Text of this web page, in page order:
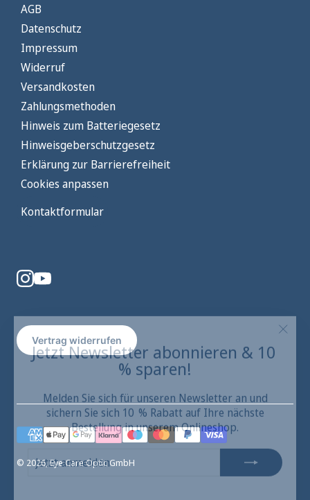
Jetzt Newsletter abonnieren & 10
% sparen!
sichern Sie sich 10 % Rabatt auf Ihre nächste
Bestellung in unserem Onlineshop.
JETZT
ABONNIEREN
AGB
Datenschutz
Impressum
Widerruf
Versandkosten
Zahlungsmethoden
Hinweis zum Batteriegesetz
Hinweisgeberschutzgesetz
Erklärung zur Barrierefreiheit
Cookies anpassen
Kontaktformular
Vertrag widerrufen
© 2026, Eye Care Optic GmbH